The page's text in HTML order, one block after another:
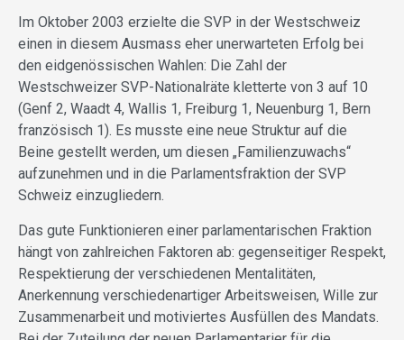
Im Oktober 2003 erzielte die SVP in der Westschweiz
einen in diesem Ausmass eher unerwarteten Erfolg bei
den eidgenössischen Wahlen: Die Zahl der
Westschweizer SVP-Nationalräte kletterte von 3 auf 10
(Genf 2, Waadt 4, Wallis 1, Freiburg 1, Neuenburg 1, Bern
französisch 1). Es musste eine neue Struktur auf die
Beine gestellt werden, um diesen „Familienzuwachs“
aufzunehmen und in die Parlamentsfraktion der SVP
Schweiz einzugliedern.
Das gute Funktionieren einer parlamentarischen Fraktion
hängt von zahlreichen Faktoren ab: gegenseitiger Respekt,
Respektierung der verschiedenen Mentalitäten,
Anerkennung verschiedenartiger Arbeitsweisen, Wille zur
Zusammenarbeit und motiviertes Ausfüllen des Mandats.